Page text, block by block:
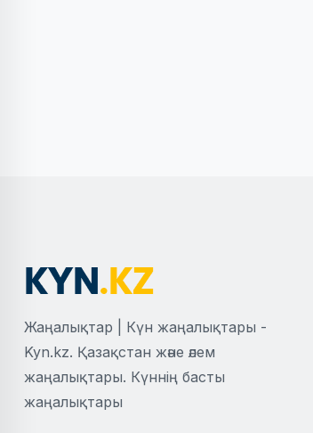
Жаңалықтар | Күн жаңалықтары -
Kyn.kz. Қазақстан және әлем
жаңалықтары. Күннің басты
жаңалықтары